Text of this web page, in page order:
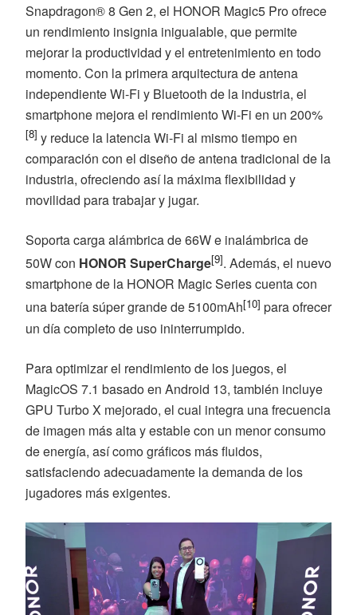
Snapdragon® 8 Gen 2, el HONOR Magic5 Pro ofrece
un rendimiento insignia inigualable, que permite
mejorar la productividad y el entretenimiento en todo
momento. Con la primera arquitectura de antena
independiente Wi-Fi y Bluetooth de la industria, el
smartphone mejora el rendimiento Wi-Fi en un 200%
[8] y reduce la latencia Wi-Fi al mismo tiempo en
comparación con el diseño de antena tradicional de la
industria, ofreciendo así la máxima flexibilidad y
movilidad para trabajar y jugar.
Soporta carga alámbrica de 66W e inalámbrica de
50W con HONOR SuperCharge[9]. Además, el nuevo
smartphone de la HONOR Magic Series cuenta con
una batería súper grande de 5100mAh[10] para ofrecer
un día completo de uso ininterrumpido.
Para optimizar el rendimiento de los juegos, el
MagicOS 7.1 basado en Android 13, también incluye
GPU Turbo X mejorado, el cual integra una frecuencia
de imagen más alta y estable con un menor consumo
de energía, así como gráficos más fluidos,
satisfaciendo adecuadamente la demanda de los
jugadores más exigentes.